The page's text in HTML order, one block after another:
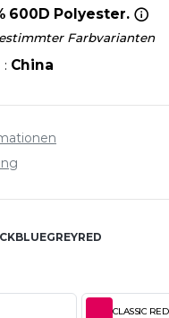
HIVIZ
VINTAGE
600D Polyester.
Farbvarianten
China
BLUEGREYRED
CLASSIC RED